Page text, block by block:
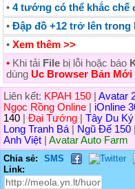
• 4 tướng có thể khắc chế
• Đập đồ +12 trở lên trong
• Xem thêm >>
• Khi tải File bị lỗi hoặc báo
dùng Uc Browser Bản Mới
Liên kết: KPAH 150 Avatar
Ngọc Rồng Online
iOnline
140
Đại Tướng Tây Du
Long Tranh Bá
Ngũ Đế 150
Anh Việt
Avatar Auto Farm
Chia sẻ:
SMS
Link: